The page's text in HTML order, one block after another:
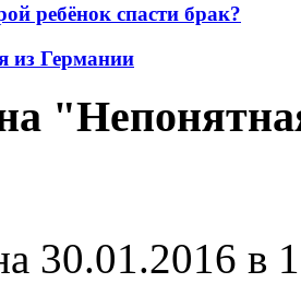
ребёнок спасти брак?
из Германии
30.01.2016 в